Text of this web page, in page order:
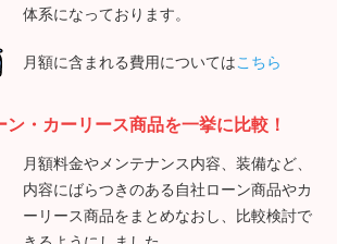
体系になっております。
月額に含まれる費用についてはこちら
・カーリース商品を一挙に比較！
月額料金やメンテナンス内容、装備など、
内容にばらつきのある自社ローン商品やカ
ーリース商品をまとめなおし、比較検討で